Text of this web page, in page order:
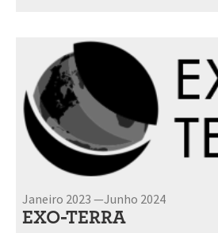
Janeiro 2023 —Junho 2024
EXO-TERRA